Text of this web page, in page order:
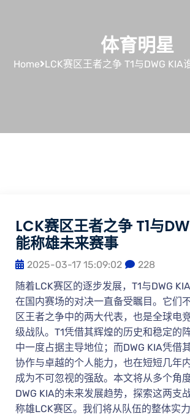
体育明星
Home LCK赛区王者之争 T1与DWG KIA
LCK赛区王者之争 T1与
能称雄未来赛事
2025-03-17 15:09:02
228
随着LCK赛区的逐步发展，T1与DWG
在国内赛场的对决一直备受瞩目。它们
区王者之争中的两大代表，也是全球电
级战队。T1凭借其辉煌的历史和稳定的
中一度占据主导地位；而DWG KIA凭借
协作与卓越的个人能力，也在短短几年
成为不可忽视的强敌。本文将从多个角
DWG KIA的未来发展趋势，探索这两支
称雄LCK赛区。我们将从队伍的整体实